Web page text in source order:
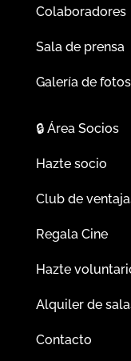
Colaboradores
Sala de prensa
Galería de fotos
🔒Área Socios
Hazte socio
Club de
Regala Cine
Hazte
Alquiler de
Contacto